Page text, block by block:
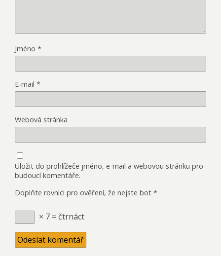
Jméno *
E-mail *
Webová stránka
Uložit do prohlížeče jméno, e-mail a webovou stránku pro
budoucí komentáře.
Doplňte rovnici pro ověření, že nejste bot *
× 7 = čtrnáct